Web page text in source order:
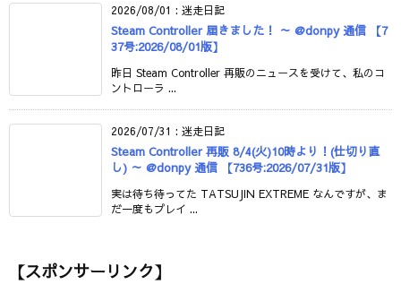
2026/08/01 : 迷走日記
Steam Controller 届きました！ ～ @donpy 通信 【7
37号:2026/08/01版】
昨日 Steam Controller 再販のニュースを受けて、私のコ
ントローラ ...
2026/07/31 : 迷走日記
Steam Controller 再販 8/4(火)10時より！(仕切り直
し) ～ @donpy 通信 【736号:2026/07/31版】
実は待ち待ってた TATSUJIN EXTREME なんですが、ま
だ一度もプレイ ...
【スポンサーリンク】